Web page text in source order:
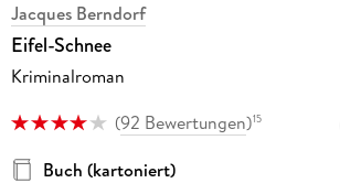
Jacques Berndorf
Eifel-Schnee
Kriminalroman
(92 Bewertungen)15
Buch (kartoniert)